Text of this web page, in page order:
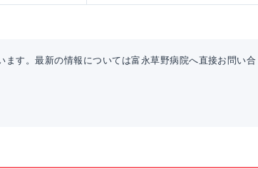
す。最新の情報については富永草野病院へ直接お問い合